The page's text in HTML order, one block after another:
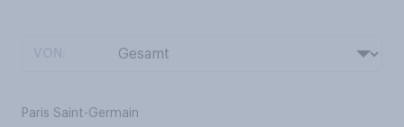
Paris Saint-Germain